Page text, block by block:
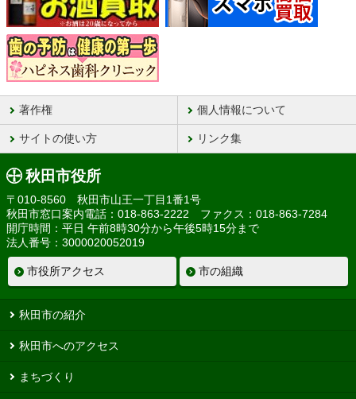
著作権 個人情報について
サイトの使い方 リンク集
秋田市役所
〒010-8560 秋田市山王一丁目1番1号
秋田市窓口案内電話：018-863-2222 ファクス：018-863-7284
開庁時間：平日 午前8時30分から午後5時15分まで
法人番号：3000020052019
市役所アクセス 市の組織
秋田市の紹介
秋田市へのアクセス
まちづくり